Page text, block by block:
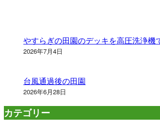
やすらぎの田園のデッキを高圧洗浄機
2026年7月4日
台風通過後の田園
2026年6月28日
カテゴリー